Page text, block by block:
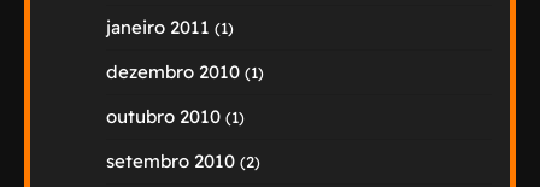
janeiro 2011 (1)
dezembro 2010 (1)
outubro 2010 (1)
setembro 2010 (2)